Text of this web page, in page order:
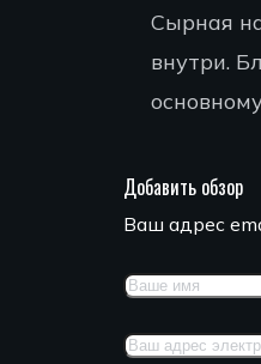
Сырная
внутри.
Добавить обзор
Ваш адрес